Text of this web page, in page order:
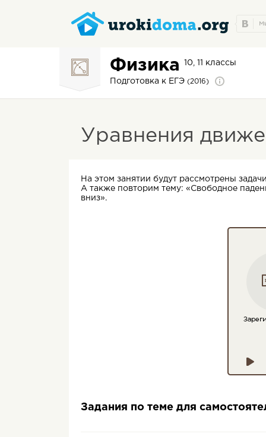
Физика 10, 11 классы
Подготовка к ЕГЭ (2016)
Уравнения
На этом занятии будут рассмотрены
А также повторим тему: «Свободное
вниз».
Задания по теме для